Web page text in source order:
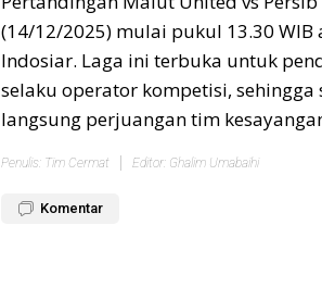
(14/12/2025) mulai pukul 13.30
Indosiar. Laga ini terbuka untuk
selaku operator kompetisi,
langsung perjuangan tim
Penulis: Tim Cermat Editor: Ghalim Umabaihi
Komentar